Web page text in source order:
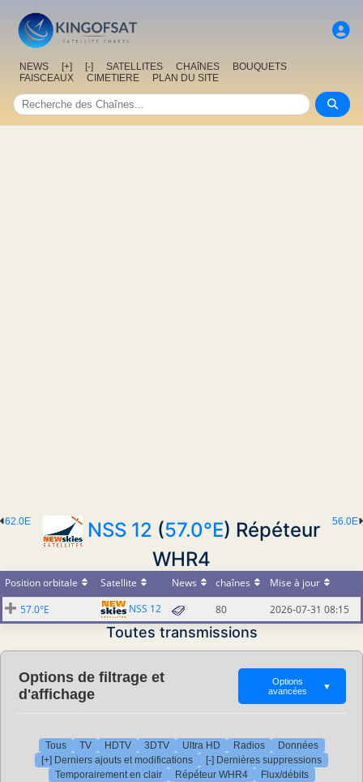
NEWS [+] [-] SATELLITES CHAîNES
BOUQUETS
FAISCEAUX
CIMETIERE PLAN DU SITE
56.0E
62.0E NSS 12 (57.0°E) Répéteur
WHR4
Position orbitale Satellite News chaînes
Mise à jour
57.0°E
NSS 12 80 2026-07-31 08:15
Toutes transmissions
Options de filtrage et
d'affichage
Options
avancées
▼
Tous TV HDTV 3DTV Ultra HD Radios
Données
[+] Derniers ajouts et modifications
[-] Dernières suppressions
Temporairement en clair
Répéteur WHR4 Flux/débits